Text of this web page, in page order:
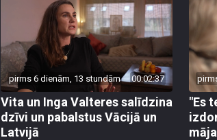
pirms 6 dienām, 13 stundām 00:02:37
Vita un Inga Valteres salīdzina
dzīvi un pabalstus Vācijā un
Latvijā
"Es